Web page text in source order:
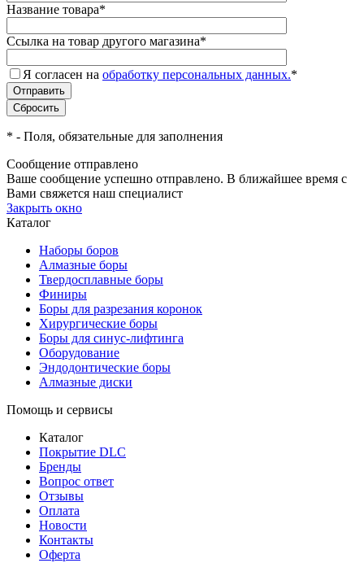
Название товара*
Ссылка на товар другого магазина*
Я согласен на обработку персональных данных.*
* - Поля, обязательные для заполнения
Сообщение отправлено
Ваше сообщение успешно отправлено. В ближайшее время с
Вами свяжется наш специалист
Закрыть окно
Каталог
Наборы боров
Алмазные боры
Твердосплавные боры
Финиры
Боры для разрезания коронок
Хирургические боры
Боры для синус-лифтинга
Оборудование
Эндодонтические боры
Алмазные диски
Помощь и сервисы
Каталог
Покрытие DLC
Бренды
Вопрос ответ
Отзывы
Оплата
Новости
Контакты
Оферта